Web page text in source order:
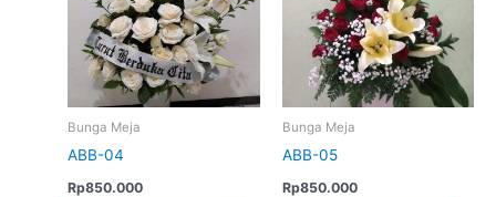
Bunga Meja
ABB-04
Rp850.000
Bunga Meja
ABB-05
Rp850.000